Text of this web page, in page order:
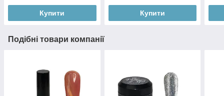
Купити Купити
Подібні товари компанії